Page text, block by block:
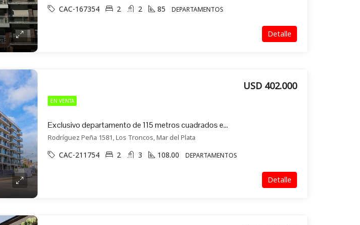
CAC-167354 2 2 85 DEPARTAMENTOS
Detalle
EN VENTA
Exclusivo departamento de 115 metros cuadrados en venta en Los Troncos (304)
USD 402.000
Rodríguez Peña 1581, Los Troncos, Mar del Plata
CAC-211754 2 3 108.00 DEPARTAMENTOS
Detalle